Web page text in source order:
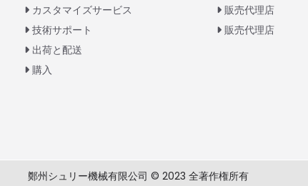
カスタマイズサービス
技術サポート
出荷と配送
購入
販売代理店
販売代理店
鄭州シュリー機械有限公司 © 2023 全著作権所有